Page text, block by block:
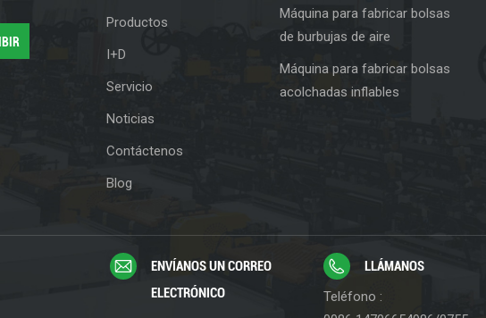
Productos
I+D
Servicio
Noticias
Contáctenos
Blog
Máquina para fabricar bolsas
de burbujas de aire
Máquina para fabricar bolsas
acolchadas inflables
ENVÍANOS UN CORREO
ELECTRÓNICO
LLÁMANOS
Teléfono :